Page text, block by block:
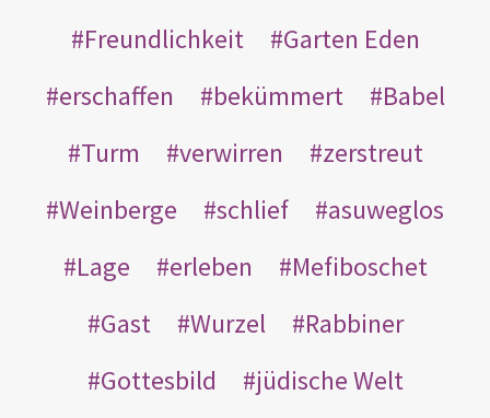
Freundlichkeit
Garten Eden
erschaffen
bekümmert
Babel
Turm
verwirren
zerstreut
Weinberge
schlief
asuweglos
Lage
erleben
Mefiboschet
Gast
Wurzel
Rabbiner
Gottesbild
jüdische Welt